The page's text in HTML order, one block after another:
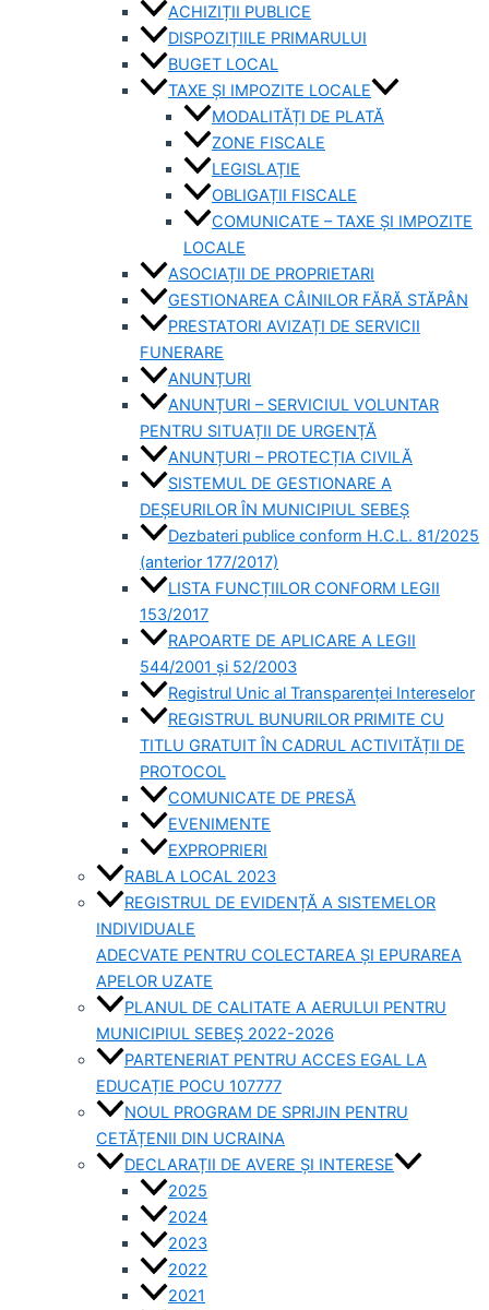
ACHIZIȚII PUBLICE
DISPOZIȚIILE PRIMARULUI
BUGET LOCAL
TAXE ȘI IMPOZITE LOCALE
MODALITĂȚI DE PLATĂ
ZONE FISCALE
LEGISLAȚIE
OBLIGAȚII FISCALE
COMUNICATE – TAXE ȘI IMPOZITE
LOCALE
ASOCIAȚII DE PROPRIETARI
GESTIONAREA CÂINILOR FĂRĂ STĂPÂN
PRESTATORI AVIZAȚI DE SERVICII
FUNERARE
ANUNȚURI
ANUNȚURI – SERVICIUL VOLUNTAR
PENTRU SITUAȚII DE URGENȚĂ
ANUNȚURI – PROTECȚIA CIVILĂ
SISTEMUL DE GESTIONARE A
DEȘEURILOR ÎN MUNICIPIUL SEBEȘ
Dezbateri publice conform H.C.L. 81/2025
(anterior 177/2017)
LISTA FUNCȚIILOR CONFORM LEGII
153/2017
RAPOARTE DE APLICARE A LEGII
544/2001 și 52/2003
Registrul Unic al Transparenței Intereselor
REGISTRUL BUNURILOR PRIMITE CU
TITLU GRATUIT ÎN CADRUL ACTIVITĂȚII DE
PROTOCOL
COMUNICATE DE PRESĂ
EVENIMENTE
EXPROPRIERI
RABLA LOCAL 2023
REGISTRUL DE EVIDENȚĂ A SISTEMELOR
INDIVIDUALE
ADECVATE PENTRU COLECTAREA ȘI EPURAREA
APELOR UZATE
PLANUL DE CALITATE A AERULUI PENTRU
MUNICIPIUL SEBEȘ 2022-2026
PARTENERIAT PENTRU ACCES EGAL LA
EDUCAȚIE POCU 107777
NOUL PROGRAM DE SPRIJIN PENTRU
CETĂȚENII DIN UCRAINA
DECLARAȚII DE AVERE ȘI INTERESE
2025
2024
2023
2022
2021